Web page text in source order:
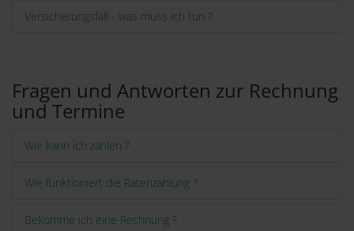
Versicherungsfall - was muss ich tun ?
Fragen und Antworten zur Rechnung
und Termine
Wie kann ich zahlen ?
Wie funktioniert die Ratenzahlung ?
Bekomme ich eine Rechnung ?